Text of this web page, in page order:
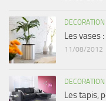
Les vases
11/08/2012
Les tapis,